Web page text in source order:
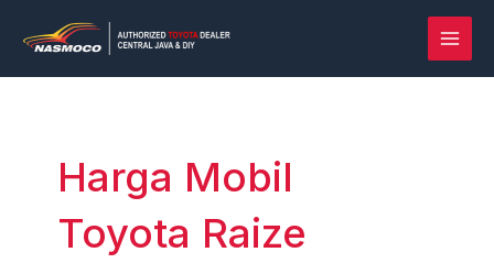
konten
Harga Mobil
Toyota Raize
pagination